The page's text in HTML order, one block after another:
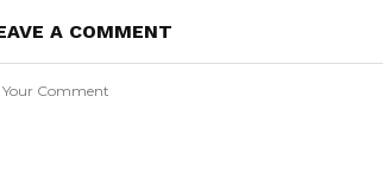
A COMMENT